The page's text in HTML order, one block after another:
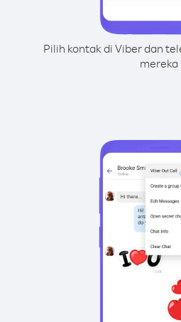
Pilih kontak di Viber dan
mereka